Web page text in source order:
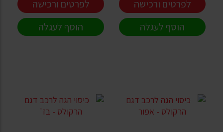
לפרטים ורכישה
הוסף לעגלה
לפרטים ורכישה
הוסף לעגלה